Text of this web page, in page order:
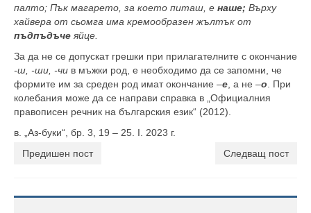
палто; Пък магарето, за което питаш, е наше; Върху
хайвера от сьомга има кремообразен жълтък от
пъдпъдъче яйце.
За да не се допускат грешки при прилагателните с окончание
-ш, -ши, -чи в мъжки род, е необходимо да се запомни, че
формите им за среден род имат окончание –е , а не –о . При
колебания може да се на­прави справка в „Официалния
правописен речник на българския език“ (2012).
в. „Аз-буки“, бр. 3, 19 – 25. I. 2023 г.
Предишен пост
Следващ пост